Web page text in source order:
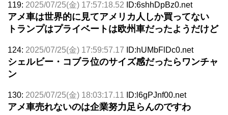
119: 2025/07/25(金) 17:57:18.52 ID:6shhDpBz0.net
アメ車は世界的に見てアメリカ人しか買ってない
トランプはプライベートは欧州車だったようだけど
124: 2025/07/25(金) 17:59:57.17 ID:hUMbFlDc0.net
シェルビー・コブラ位のサイズ感だったらワンチャ
ン
130: 2025/07/25(金) 18:03:17.11 ID:l6gPJnf00.net
アメ車売れないのは企業努力足らんのですわ